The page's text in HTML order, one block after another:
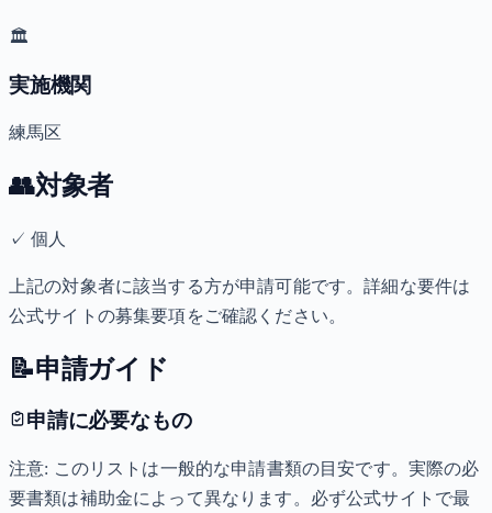
🏛️
実施機関
練馬区
👥対象者
✓個人
上記の対象者に該当する方が申請可能です。詳細な要件は
公式サイトの募集要項をご確認ください。
📝申請ガイド
申請に必要なもの
注意: このリストは一般的な申請書類の目安です。実際の必
要書類は補助金によって異なります。必ず公式サイトで最